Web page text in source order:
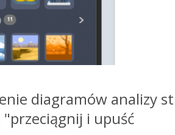
diagramów analizy
i upuść